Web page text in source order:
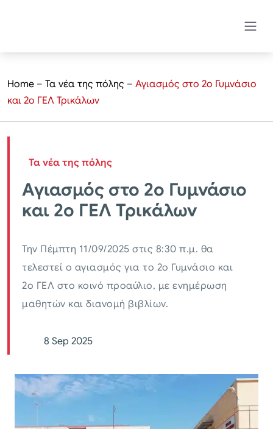
Home – Τα νέα της πόλης – Αγιασμός στο 2ο Γυμνάσιο
και 2ο ΓΕΛ Τρικάλων
Τα νέα της πόλης
Αγιασμός στο 2ο Γυμνάσιο
και 2ο ΓΕΛ Τρικάλων
Την Πέμπτη 11/09/2025 στις 8:30 π.μ. θα
τελεστεί ο αγιασμός για το 2ο Γυμνάσιο και
2ο ΓΕΛ στο κοινό προαύλιο, με ενημέρωση
μαθητών και διανομή βιβλίων.
8 Sep 2025